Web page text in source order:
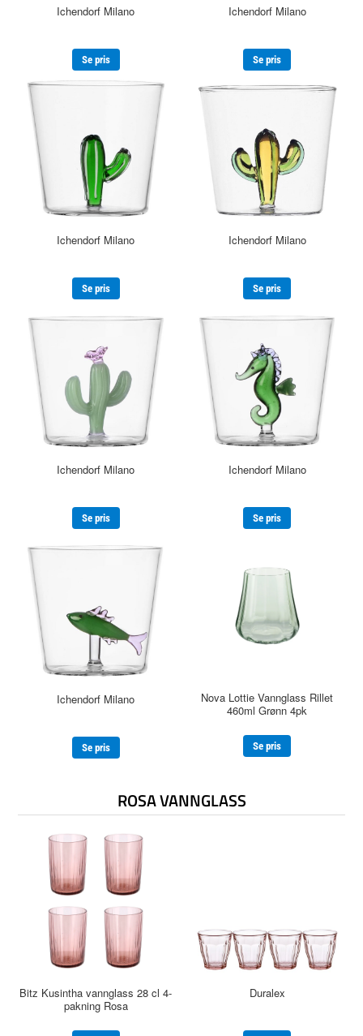
Ichendorf Milano
Se pris
Ichendorf Milano
Se pris
Ichendorf Milano
Se pris
Ichendorf Milano
Se pris
Ichendorf Milano
Se pris
Ichendorf Milano
Se pris
Ichendorf Milano
Se pris
Nova Lottie Vannglass Rillet
460ml Grønn 4pk
Se pris
ROSA VANNGLASS
Bitz Kusintha vannglass 28 cl 4-
pakning Rosa
Duralex